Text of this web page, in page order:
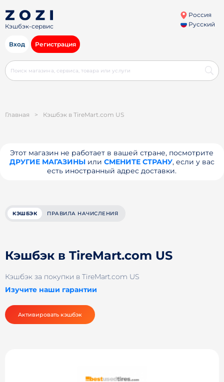
Кэшбэк-сервис
Россия
Русский
Вход Регистрация
Главная > Кэшбэк в TireMart.com US
Этот магазин не работает в вашей стране, посмотрите
ДРУГИЕ МАГАЗИНЫили СМЕНИТЕ СТРАНУ, если у вас
есть иностранный адрес доставки.
КЭШБЭК ПРАВИЛА НАЧИСЛЕНИЯ
Кэшбэк в TireMart.com US
Кэшбэк за покупки в TireMart.com US
Изучите наши гарантии
Активировать кэшбэк